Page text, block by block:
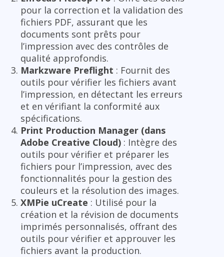
pour la correction et la validation des
fichiers PDF, assurant que les
documents sont prêts pour
l’impression avec des contrôles de
qualité approfondis.
Markzware Preflight : Fournit des
outils pour vérifier les fichiers avant
l’impression, en détectant les erreurs
et en vérifiant la conformité aux
spécifications.
Print Production Manager (dans
Adobe Creative Cloud) : Intègre des
outils pour vérifier et préparer les
fichiers pour l’impression, avec des
fonctionnalités pour la gestion des
couleurs et la résolution des images.
XMPie uCreate : Utilisé pour la
création et la révision de documents
imprimés personnalisés, offrant des
outils pour vérifier et approuver les
fichiers avant la production.